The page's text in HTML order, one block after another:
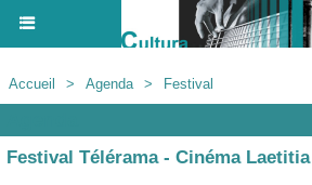
Accueil > Agenda > Festival
Festival Télérama - Cinéma